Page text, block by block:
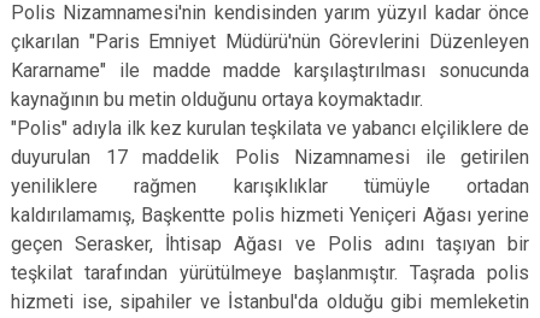
Polis Nizamnamesi'nin kendisinden yarım yüzyıl kadar önce
çıkarılan "Paris Emniyet Müdürü'nün Görevlerini Düzenleyen
Kararname" ile madde madde karşılaştırılması sonucunda
kaynağının bu metin olduğunu ortaya koymaktadır.
"Polis" adıyla ilk kez kurulan teşkilata ve yabancı elçiliklere de
duyurulan 17 maddelik Polis Nizamnamesi ile getirilen
yeniliklere rağmen karışıklıklar tümüyle ortadan
kaldırılamamış, Başkentte polis hizmeti Yeniçeri Ağası yerine
geçen Serasker, İhtisap Ağası ve Polis adını taşıyan bir
teşkilat tarafından yürütülmeye başlanmıştır. Taşrada polis
hizmeti ise, sipahiler ve İstanbul'da olduğu gibi memleketin